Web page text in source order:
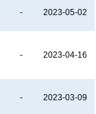
- 2023-05-02
- 2023-04-16
- 2023-03-09